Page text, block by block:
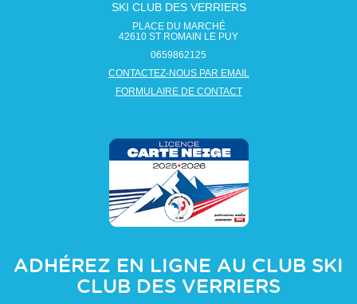
SKI CLUB DES VERRIERS
PLACE DU MARCHÉ
42610 ST ROMAIN LE PUY
0659862125
CONTACTEZ-NOUS PAR EMAIL
FORMULAIRE DE CONTACT
ADHÉREZ EN LIGNE AU CLUB SKI
CLUB DES VERRIERS